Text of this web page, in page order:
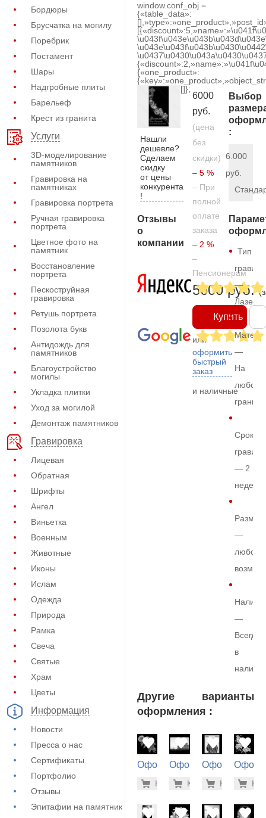
Бордюры
Брусчатка на могилу
Поребрик
Постамент
Шары
Надгробные плиты
Барельеф
Крест из гранита
Услуги
3D-моделирование
памятников
Гравировка на
памятниках
Гравировка портрета
Ручная гравировка
портрета
Цветное фото на
памятник
Восстановление
портрета
Пескоструйная
гравировка
Ретушь портрета
Позолота букв
Антидождь для
памятников
Благоустройство
могилы
Укладка плитки
Уход за могилой
Демонтаж памятников
Гравировка
Лицевая
Обратная
Шрифты
Ангел
Виньетка
Военным
Животные
Иконы
Ислам
Одежда
Природа
Рамка
Свеча
Святые
Храм
Цветы
Информация
Новости
Пресса о нас
Сертификаты
Портфолио
Отзывы
Эпитафии на памятник
window.conf_obj =
{«table_data»:
{«one_product»:
[]};
Нашли
дешевле?
Сделаем
скидку
от цены
конкурента
!
Отзывы
о
компании
6000
руб.
(цена
без
скидки)
– 5 %
– При
полной
оплате
заказа
– 2 %
–
Пенсионерам
5600 руб.
Купить
или
оформить
быстрый
заказ
и наличные
Выбор
:
6.000
руб.
Тип
—
—
На
любом
граните
Срок
— 2
недели
Размер
—
любой
—
Всегда
в
Другие варианты
оформления :
Оформление
(71-499)
-7% 500 руб.
Купить
Оформление
(71-754)
-7%
Купить
Оформление
(73-442)
-
Купить(71-